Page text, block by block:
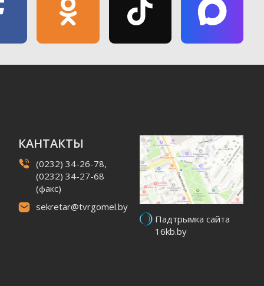
КАНТАКТЫ
(0232) 34-26-78,
(0232) 34-27-68
(факс)
sekretar@tvrgomel.by
Падтрымка сайта
16kb.by